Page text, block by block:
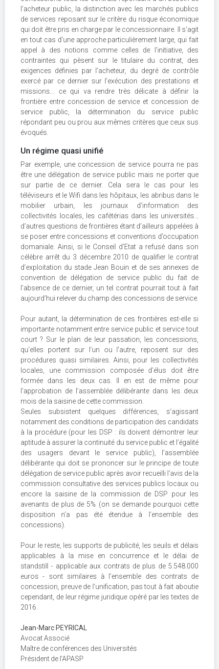
l’acheteur public, la distinction avec les marchés publics
de services reposant sur le critère du risque économique
qui doit être pris en charge par le concessionnaire. Il s’agit
en tout cas d’une approche particulièrement large, qui fait
appel à des notions comme celles de l’initiative, des
contraintes qui pèsent sur le titulaire du contrat, des
exigences définies par l’acheteur, du degré de contrôle
exercé par ce dernier sur l’exécution des prestations et
missions... ce qui va rendre très délicate à définir la
frontière entre concession de service et concession de
service public, la détermination du service public
répondant peu ou prou aux mêmes critères que ceux sus
évoqués.
Un régime quasi unifié
Par exemple, une concession de service pourra ne pas
être une délégation de service public mais ne porter que
sur partie de ce dernier. Cela sera le cas pour les
téléviseurs et le Wifi dans les hôpitaux, les abribus dans le
mobilier urbain, les journaux d’information des
collectivités locales, les cafétérias dans les universités...
d’autres questions de frontières étant d’ailleurs appelées à
se poser entre concessions et conventions d’occupation
domaniale. Ainsi, si le Conseil d’Etat a refusé dans son
célèbre arrêt du 3 décembre 2010 de qualifier le contrat
d’exploitation du stade Jean Bouin et de ses annexes de
convention de délégation de service public du fait de
l’absence de ce dernier, un tel contrat pourrait tout à fait
aujourd’hui relever du champ des concessions de service.
Pour autant, la détermination de ces frontières est-elle si
importante notamment entre service public et service tout
court ? Sur le plan de leur passation, les concessions,
qu’elles portent sur l’un ou l’autre, reposent sur des
procédures quasi similaires. Ainsi, pour les collectivités
locales, une commission composée d’élus doit être
formée dans les deux cas. Il en est de même pour
l’approbation de l’assemblée délibérante dans les deux
mois de la saisine de cette commission.
Seules subsistent quelques différences, s’agissant
notamment des conditions de participation des candidats
à la procédure (pour les DSP : ils doivent démontrer leur
aptitude à assurer la continuité du service public et l’égalité
des usagers devant le service public), l’assemblée
délibérante qui doit se prononcer sur le principe de toute
délégation de service public après avoir recueilli l’avis de la
commission consultative des services publics locaux ou
encore la saisine de la commission de DSP pour les
avenants de plus de 5% (on se demande pourquoi cette
disposition n’a pas été étendue à l’ensemble des
concessions).
Pour le reste, les supports de publicité, les seuils et délais
applicables à la mise en concurrence et le délai de
standstill - applicable aux contrats de plus de 5.548.000
euros - sont similaires à l’ensemble des contrats de
concession, preuve de l’unification, pas tout à fait aboutie
cependant, de leur régime juridique opéré par les textes de
2016.
Jean-Marc PEYRICAL
Avocat Associé
Maître de conférences des Universités
Président de l’APASP